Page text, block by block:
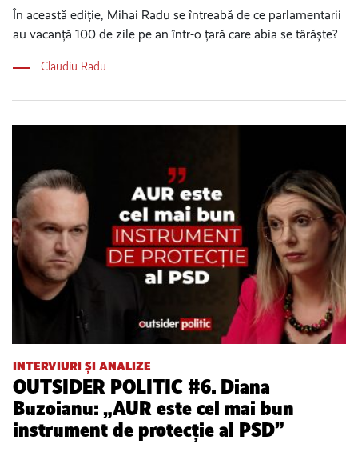
În această ediție, Mihai Radu se întreabă de ce parlamentarii
au vacanță 100 de zile pe an într-o țară care abia se târăște?
Claudiu Radu
INTERVIURI ȘI ANALIZE
OUTSIDER POLITIC #6. Diana
Buzoianu: „AUR este cel mai bun
instrument de protecție al PSD”